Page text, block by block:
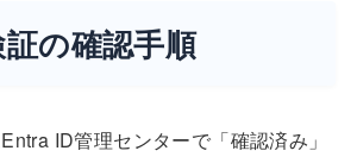
の確認手順
ID管理センターで「確認済み」